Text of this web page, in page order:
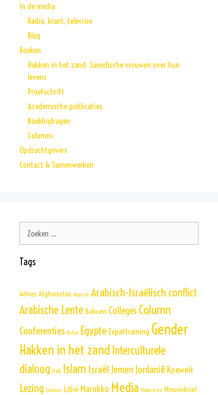
In de media
Radio, krant, televisie
Blog
Boeken
Hakken in het zand: Saoedische vrouwen over hun
levens
Proefschrift
Academische publicaties
Boekbijdragen
Columns
Opdrachtgevers
Contact & Samenwerken
naar:
Tags
Advies Afghanistan Algerije Arabisch-Israëlisch conflict
Arabische Lente Bahrein Colleges Column
Conferenties Dubai Egypte Expattraining Gender
Hakken in het zand Interculturele
dialoog Irak Islam Israël Jemen Jordanië Koeweit
Lezing Libanon Libië Marokko Media Modereren Nieuwsbrief